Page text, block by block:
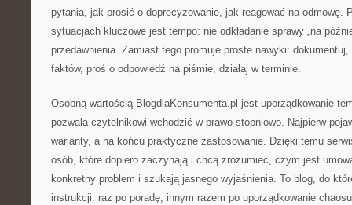
pytania, jak prosić o doprecyzowanie, jak reagować na odmowę.
sytuacjach kluczowe jest tempo: nie odkładanie sprawy „na
przedawnienia. Zamiast tego promuje proste nawyki:
faktów, proś o odpowiedź na piśmie, działaj w terminie.
Osobną wartością BlogdlaKonsumenta.pl jest uporządkowanie
pozwala czytelnikowi wchodzić w prawo stopniowo. Najpierw
warianty, a na końcu praktyczne zastosowanie. Dzięki temu
osób, które dopiero zaczynają i chcą zrozumieć, czym jest
konkretny problem i szukają jasnego wyjaśnienia. To blog, do
instrukcji: raz po poradę, innym razem po uporządkowanie